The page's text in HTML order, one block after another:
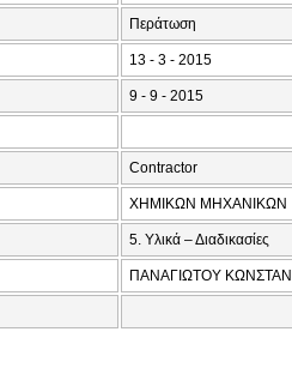
Περάτωση
13 - 3 - 2015
9 - 9 - 2015
Contractor
ΧΗΜΙΚΩΝ ΜΗΧΑΝΙΚΩΝ
5. Υλικά – Διαδικασίες
ΠΑΝΑΓΙΩΤΟΥ